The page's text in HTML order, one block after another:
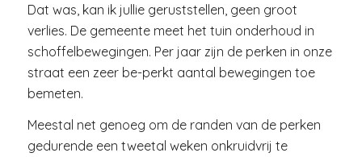
Dat was, kan ik jullie geruststellen, geen groot
verlies. De gemeente meet het tuin onderhoud in
schoffelbewegingen. Per jaar zijn de perken in onze
straat een zeer be-perkt aantal bewegingen toe
bemeten.
Meestal net genoeg om de randen van de perken
gedurende een tweetal weken onkruidvrij te